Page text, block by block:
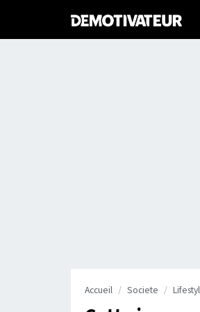
Accueil Societe